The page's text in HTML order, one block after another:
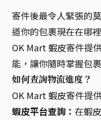
寄件後最令人緊張的
道你的包裹現在在哪
OK Mart 蝦皮寄件提
能，讓你隨時掌握包
如何查詢物流進度？
OK Mart 蝦皮寄件提
蝦皮平台查詢： 在蝦